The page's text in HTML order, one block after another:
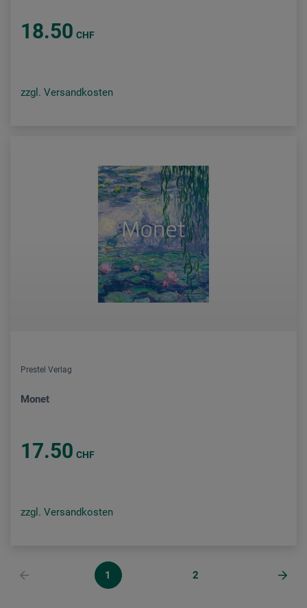
18.50 CHF
zzgl. Versandkosten
Prestel Verlag
Monet
17.50 CHF
zzgl. Versandkosten
1 2